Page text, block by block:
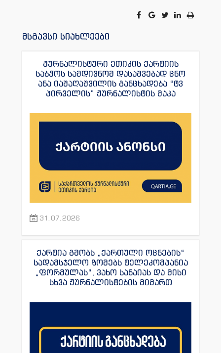
მსგავსი სიახლეები
ჟურნალისტური ეთიკის ქარტიის
საბჭოს სამდივნომ დასაშვებად ცნო
ანა იაშაღაშვილის განცხადება “ტვ
პირველის” ჟურნალისტის მაკა
31.07.2026
ქარტია გმობს „ქართული ოცნების“
სადამსჯელო ზომებს ტელეკომპანია
„ფორმულას“, ვახო სანაიას და მისი
სხვა ჟურნალისტების მიმართ